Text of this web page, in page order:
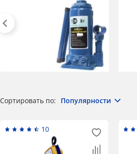
Сортировать по: Популярности
10